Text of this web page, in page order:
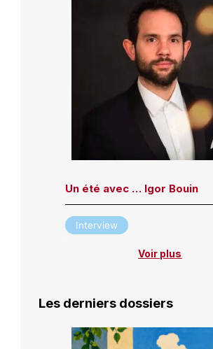
Un été avec … Igor Bouin
Interview
Voir plus
Les derniers dossiers